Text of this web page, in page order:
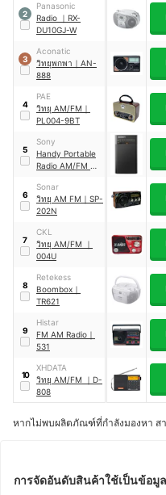
2
Panasonic
Radio ｜ RX-
DU10GJ-W
3
Aconatic
วิทยุพกพา ｜ AN-
888
4
PAE
วิทยุ AM/FM ｜
PL004-9BT
5
Sony
Handy Portable
Radio AM/FM
6
Sonar
วิทยุ AM FM ｜ SP-
202N
7
CKL
วิทยุ AM/FM
｜
004U
8
Retekess
Boombox ｜
TR621
9
Histar
FM AM Radio ｜
531
10
XHDATA
วิทยุ AM/FM
｜ D-
808
หากไม่พบผลิตภัณฑ์ที่กำลังมองหา ส
การจัดอันดับสินค้าใช้เป็นข้อมู